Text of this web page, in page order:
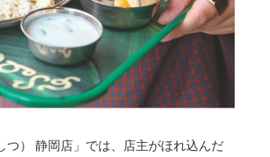
つ） 静岡店」では、店主がほれ込んだ